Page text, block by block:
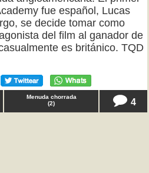
fue español, Lucas
se decide tomar como
del film al ganador de
es británico. TQD
Menuda chorrada
(2) 4